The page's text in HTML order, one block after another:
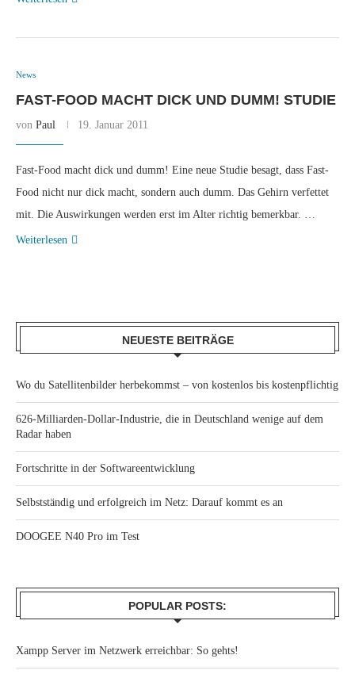
News
FAST-FOOD MACHT DICK UND DUMM! STUDIE
von Paul 19. Januar 2011
Fast-Food macht dick und dumm! Eine neue Studie besagt, dass Fast-
Food nicht nur dick macht, sondern auch dumm. Das Gehirn verfettet
mit. Die Auswirkungen werden erst im Alter richtig bemerkbar. …
Weiterlesen
NEUESTE BEITRÄGE
Wo du Satellitenbilder herbekommst – von kostenlos bis kostenpflichtig
626-Milliarden-Dollar-Industrie, die in Deutschland wenige auf dem
Radar haben
Fortschritte in der Softwareentwicklung
Selbstständig und erfolgreich im Netz: Darauf kommt es an
DOOGEE N40 Pro im Test
POPULAR POSTS:
Xampp Server im Netzwerk erreichbar: So gehts!